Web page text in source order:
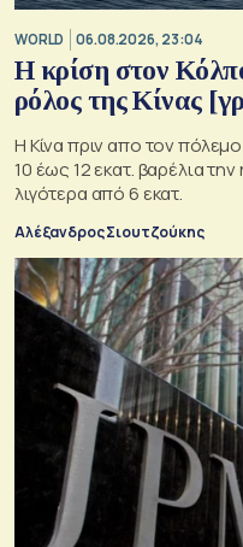
WORLD 06.08.2026, 23:04
Η κρίση στoν
ρόλος της Κίνας
Η Κίνα πριν απο τον
10 έως 12 εκατ. βαρέλια
λιγότερα από 6 εκατ.
Αλέξανδρος Σιουτζούκης